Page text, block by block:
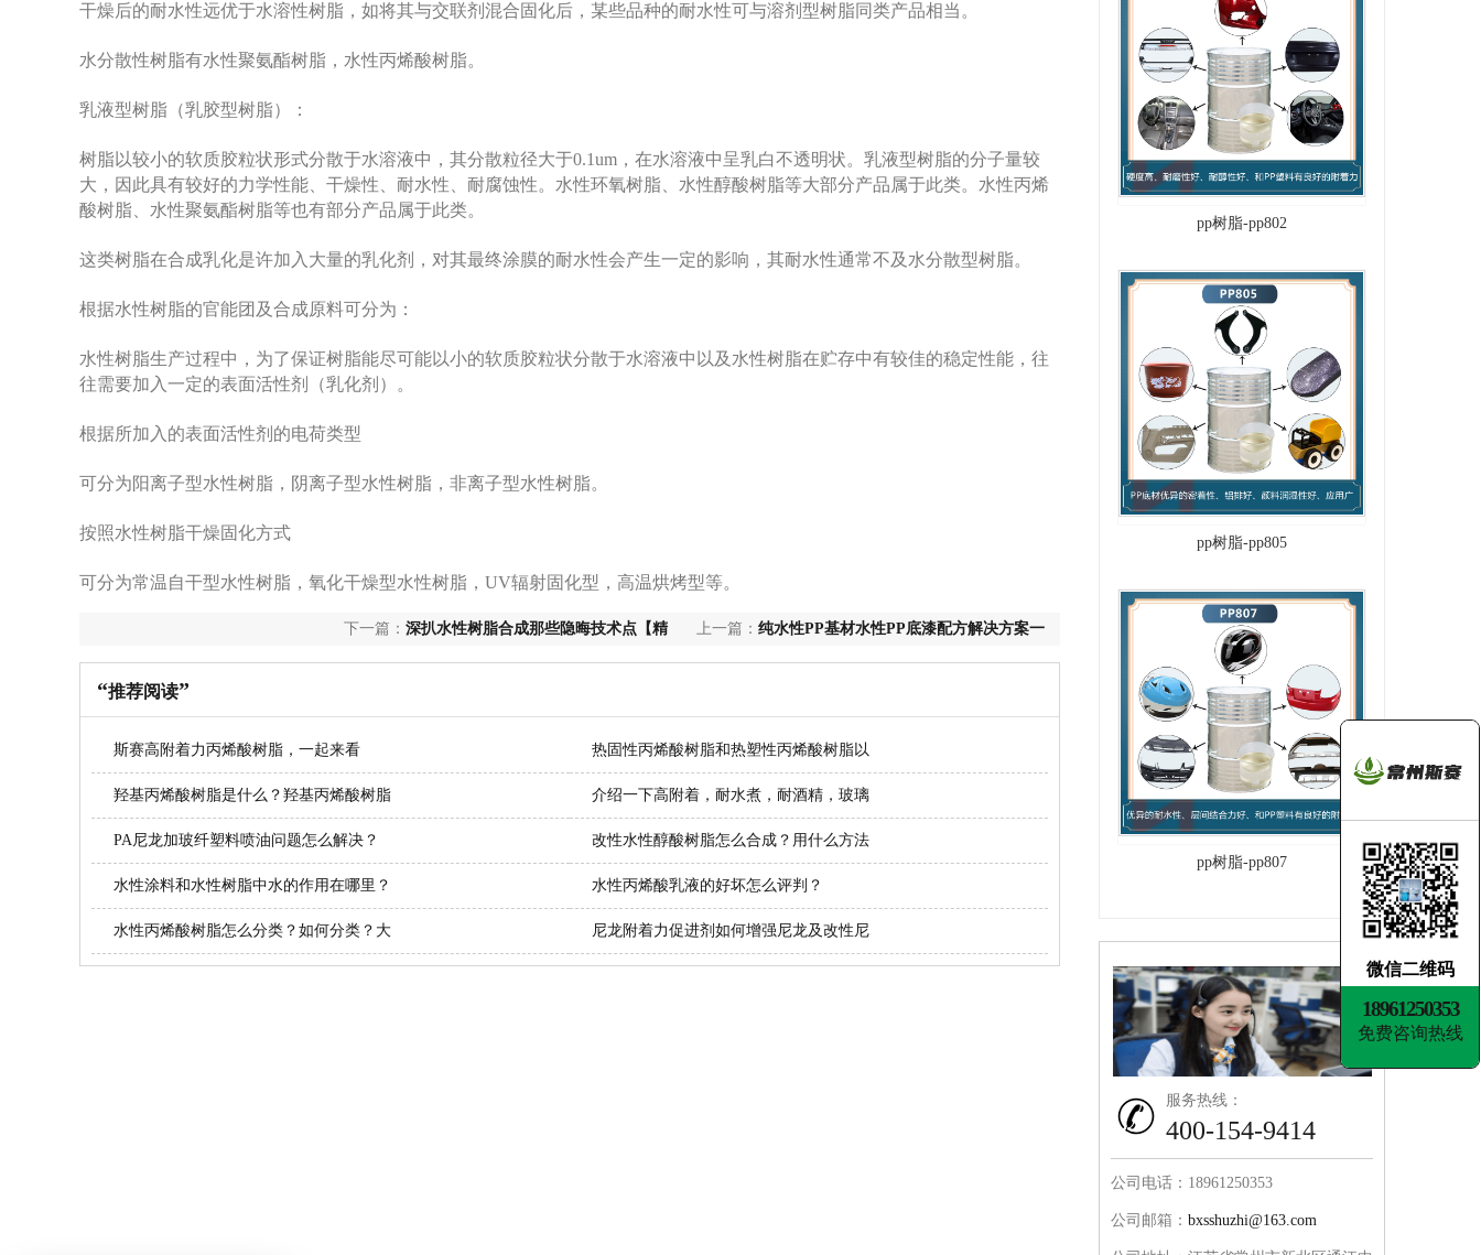
干燥后的耐水性远优于水溶性树脂，如将其与交联剂混合固化后，某些品种的耐水性可与溶剂型树脂同类产品相当。
水分散性树脂有水性聚氨酯树脂，水性丙烯酸树脂。
乳液型树脂（乳胶型树脂）：
树脂以较小的软质胶粒状形式分散于水溶液中，其分散粒径大于0.1um，在水溶液中呈乳白不透明状。乳液型树脂的分子量较
大，因此具有较好的力学性能、干燥性、耐水性、耐腐蚀性。水性环氧树脂、水性醇酸树脂等大部分产品属于此类。水性丙烯
酸树脂、水性聚氨酯树脂等也有部分产品属于此类。
这类树脂在合成乳化是许加入大量的乳化剂，对其最终涂膜的耐水性会产生一定的影响，其耐水性通常不及水分散型树脂。
根据水性树脂的官能团及合成原料可分为：
水性树脂生产过程中，为了保证树脂能尽可能以小的软质胶粒状分散于水溶液中以及水性树脂在贮存中有较佳的稳定性能，往
往需要加入一定的表面活性剂（乳化剂）。
根据所加入的表面活性剂的电荷类型
可分为阳离子型水性树脂，阴离子型水性树脂，非离子型水性树脂。
按照水性树脂干燥固化方式
可分为常温自干型水性树脂，氧化干燥型水性树脂，UV辐射固化型，高温烘烤型等。
上一篇： 纯水性PP基材水性PP底漆配方解决方案一
览
下一篇： 深扒水性树脂合成那些隐晦技术点【精
华】
“推荐阅读”
斯赛高附着力丙烯酸树脂，一起来看 热固性丙烯酸树脂和热塑性丙烯酸树脂以
羟基丙烯酸树脂是什么？羟基丙烯酸树脂 介绍一下高附着，耐水煮，耐酒精，玻璃
PA尼龙加玻纤塑料喷油问题怎么解决？ 改性水性醇酸树脂怎么合成？用什么方法
水性涂料和水性树脂中水的作用在哪里？ 水性丙烯酸乳液的好坏怎么评判？
水性丙烯酸树脂怎么分类？如何分类？大 尼龙附着力促进剂如何增强尼龙及改性尼
pp树脂-pp802
pp树脂-pp805
pp树脂-pp807
服务热线：
400-154-9414
公司电话：18961250353
公司邮箱： bxsshuzhi@163.com
微信二维码
18961250353
免费咨询热线